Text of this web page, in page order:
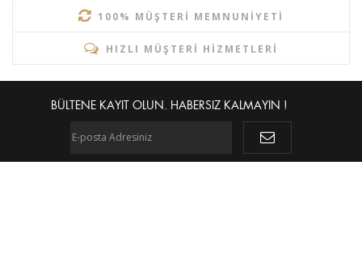
100% MÜŞTERI MEMNUNIYETI
HIZLI MÜŞTERI HIZMETLERI
BÜLTENE KAYIT OLUN. HABERSIZ KALMAYIN !